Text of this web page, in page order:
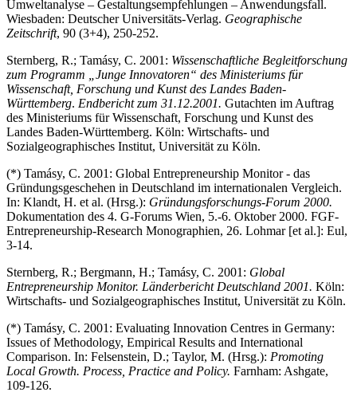
Umweltanalyse – Gestaltungsempfehlungen – Anwendungsfall.
Wiesbaden: Deutscher Universitäts-Verlag. Geographische
Zeitschrift, 90 (3+4), 250-252.
Sternberg, R.; Tamásy, C. 2001: Wissenschaftliche Begleitforschung
zum Programm „Junge Innovatoren“ des Ministeriums für
Wissenschaft, Forschung und Kunst des Landes Baden-
Württemberg. Endbericht zum 31.12.2001. Gutachten im Auftrag
des Ministeriums für Wissenschaft, Forschung und Kunst des
Landes Baden-Württemberg. Köln: Wirtschafts- und
Sozialgeographisches Institut, Universität zu Köln.
(*) Tamásy, C. 2001: Global Entrepreneurship Monitor - das
Gründungsgeschehen in Deutschland im internationalen Vergleich.
In: Klandt, H. et al. (Hrsg.): Gründungsforschungs-Forum 2000.
Dokumentation des 4. G-Forums Wien, 5.-6. Oktober 2000. FGF-
Entrepreneurship-Research Monographien, 26. Lohmar [et al.]: Eul,
3-14.
Sternberg, R.; Bergmann, H.; Tamásy, C. 2001: Global
Entrepreneurship Monitor. Länderbericht Deutschland 2001. Köln:
Wirtschafts- und Sozialgeographisches Institut, Universität zu Köln.
(*) Tamásy, C. 2001: Evaluating Innovation Centres in Germany:
Issues of Methodology, Empirical Results and International
Comparison. In: Felsenstein, D.; Taylor, M. (Hrsg.): Promoting
Local Growth. Process, Practice and Policy. Farnham: Ashgate,
109-126.